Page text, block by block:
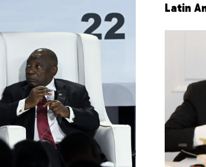
Latin